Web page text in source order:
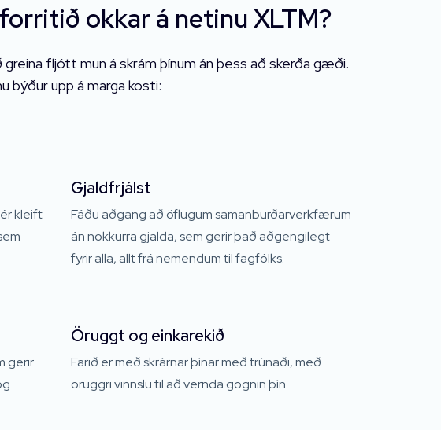
okkar á netinu XLTM?
fljótt mun á skrám þínum án þess að skerða gæði.
býður upp á marga kosti:
kleift
Gjaldfrjálst
Fáðu aðgang að öflugum samanburðarverkfærum
án nokkurra gjalda, sem gerir það aðgengilegt
fyrir alla, allt frá nemendum til fagfólks.
gerir
Öruggt og einkarekið
Farið er með skrárnar þínar með trúnaði, með
öruggri vinnslu til að vernda gögnin þín.